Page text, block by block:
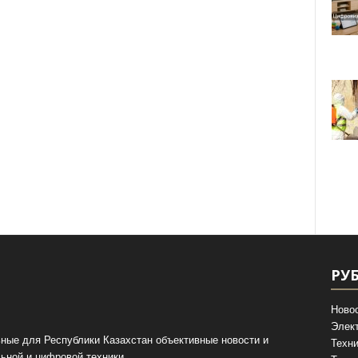
для Республики Казахстан объективные новости и